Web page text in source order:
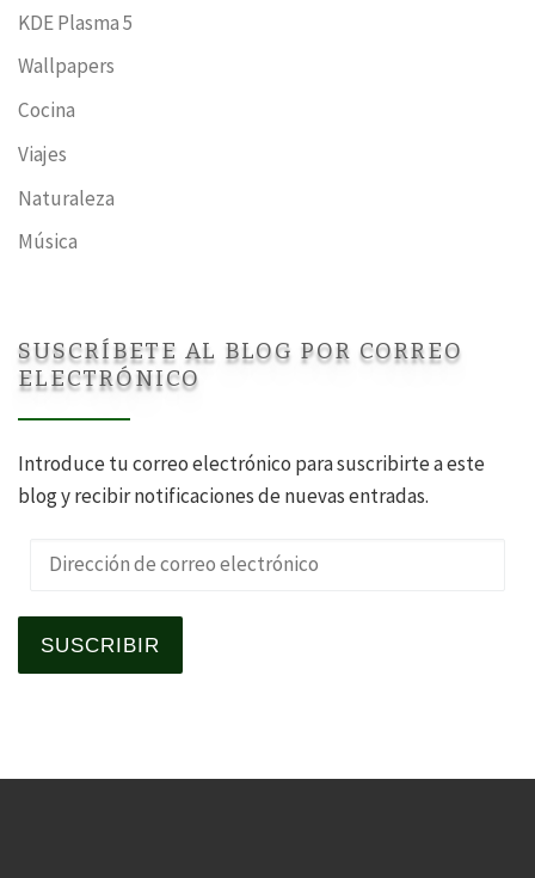
KDE Plasma 5
Wallpapers
Cocina
Viajes
Naturaleza
Música
SUSCRÍBETE AL BLOG POR CORREO
ELECTRÓNICO
Introduce tu correo electrónico para suscribirte a este
blog y recibir notificaciones de nuevas entradas.
Dirección de correo electrónico
SUSCRIBIR